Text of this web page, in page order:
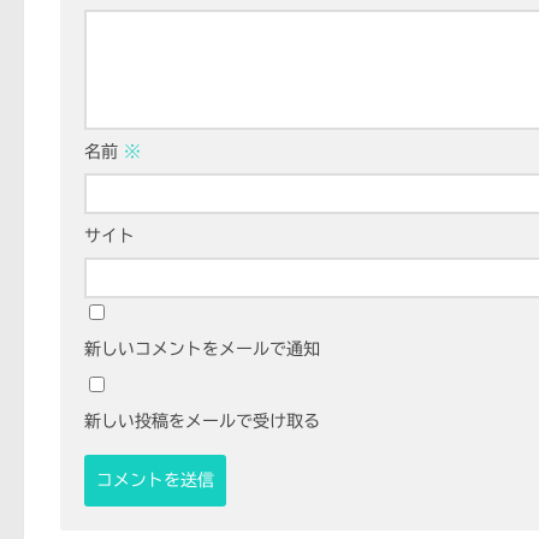
名前 ※
サイト
新しいコメントをメールで通知
新しい投稿をメールで受け取る